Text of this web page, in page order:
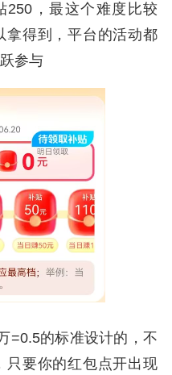
250，最这个难度比较
拿得到，平台的活动都
参与
=0.5的标准设计的，不
只要你的红包点开出现